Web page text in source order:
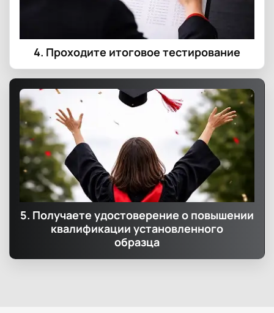
4. Проходите итоговое тестирование
5. Получаете удостоверение о повышении
квалификации установленного
образца